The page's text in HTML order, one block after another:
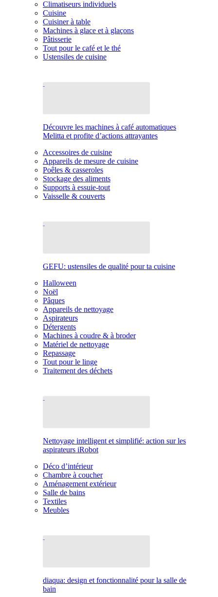
Climatiseurs individuels
Cuisine
Cuisiner à table
Machines à glace et à glaçons
Pâtisserie
Tout pour le café et le thé
Ustensiles de cuisine
Découvre les machines à café automatiques
Melitta et profite d’actions attrayantes
Accessoires de cuisine
Appareils de mesure de cuisine
Poêles & casseroles
Stockage des aliments
Supports à essuie-tout
Vaisselle & couverts
GEFU: ustensiles de qualité pour ta cuisine
Halloween
Noël
Pâques
Appareils de nettoyage
Aspirateurs
Détergents
Machines à coudre & à broder
Matériel de nettoyage
Repassage
Tout pour le linge
Traitement des déchets
Nettoyage intelligent et simplifié: action sur les
aspirateurs iRobot
Déco d’intérieur
Chambre à coucher
Aménagement extérieur
Salle de bains
Textiles
Meubles
diaqua: design et fonctionnalité pour la salle de
bain